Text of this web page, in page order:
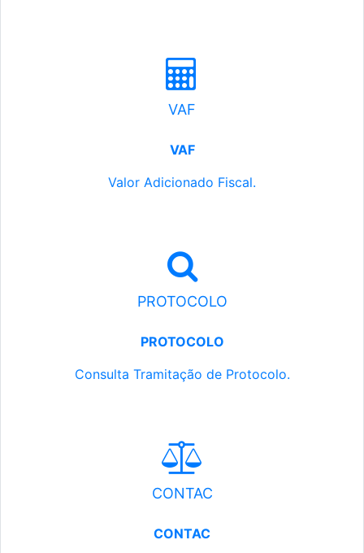
VAF
VAF
Valor Adicionado Fiscal.
PROTOCOLO
PROTOCOLO
Consulta Tramitação de Protocolo.
CONTAC
CONTAC